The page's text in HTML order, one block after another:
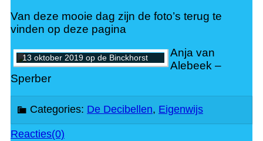
Van deze mooie dag zijn de foto’s terug te
vinden op deze pagina
13 oktober 2019 op de Binckhorst
Anja van
Alebeek –
Sperber
Categories: De Decibellen, Eigenwijs
Reacties(0)